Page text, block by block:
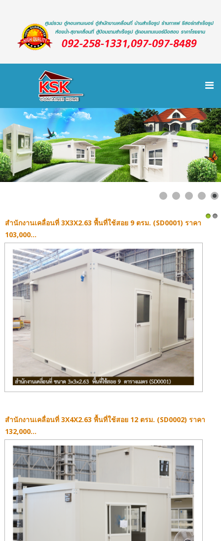
สำนักงานเคลื่อนที่ 3X3X2.63 พื้นที่ใช้สอย 9 ตรม. (SD0001) ราคา
103,000...
สำนักงานเคลื่อนที่ 3X4X2.63 พื้นที่ใช้สอย 12 ตรม. (SD0002) ราคา
132,000...